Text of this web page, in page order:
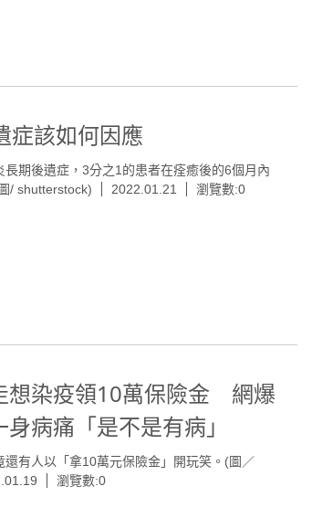
該如何因應
長期後遺症，3分之1的患者在痊癒後的6個月內
/ shutterstock)
2022.01.21 瀏覽數:0
想染疫領10萬保險金 網爆
病痛「是不是有病」
還有人以「拿10萬元保險金」開玩笑。(圖／
瀏覽數:0